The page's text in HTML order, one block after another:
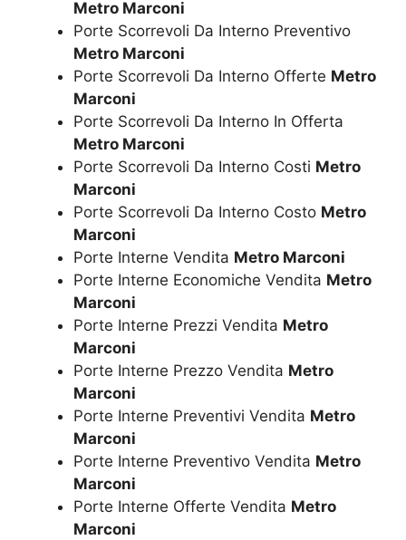
Metro Marconi
Porte Scorrevoli Da Interno Preventivo
Metro Marconi
Porte Scorrevoli Da Interno Offerte Metro
Marconi
Porte Scorrevoli Da Interno In Offerta
Metro Marconi
Porte Scorrevoli Da Interno Costi Metro
Marconi
Porte Scorrevoli Da Interno Costo Metro
Marconi
Porte Interne Vendita Metro Marconi
Porte Interne Economiche Vendita Metro
Marconi
Porte Interne Prezzi Vendita Metro
Marconi
Porte Interne Prezzo Vendita Metro
Marconi
Porte Interne Preventivi Vendita Metro
Marconi
Porte Interne Preventivo Vendita Metro
Marconi
Porte Interne Offerte Vendita Metro
Marconi